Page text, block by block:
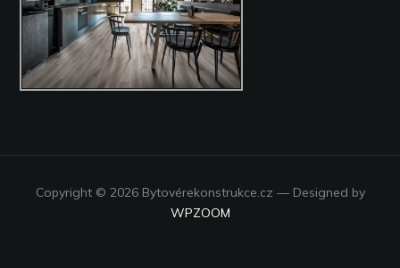
Copyright © 2026 Bytovérekonstrukce.cz — Designed by
WPZOOM